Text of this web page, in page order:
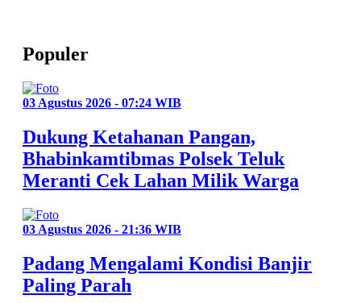
Populer
03 Agustus 2026 - 07:24 WIB
Dukung Ketahanan Pangan,
Bhabinkamtibmas Polsek Teluk
Meranti Cek Lahan Milik Warga
03 Agustus 2026 - 21:36 WIB
Padang Mengalami Kondisi Banjir
Paling Parah